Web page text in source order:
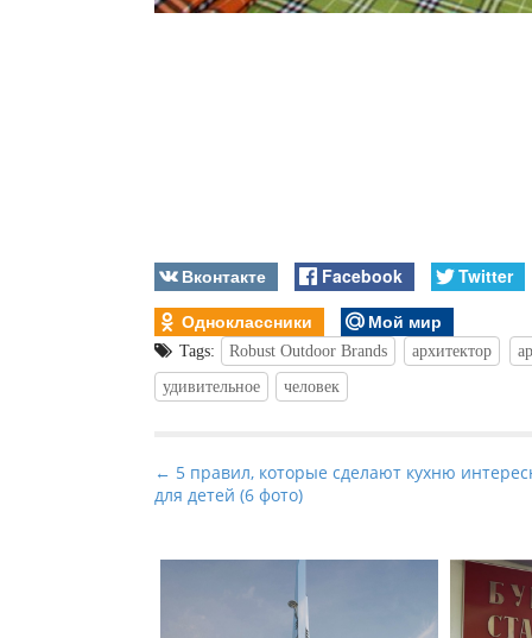
Вконтакте Facebook
Twitter
Одноклассники
Мой мир
Tags: Robust Outdoor Brands архитектор
удивительное
человек
P
o
t
← 5 правил, которые сделают кухню
для детей (6 фото)